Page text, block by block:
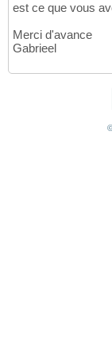
est ce que vous
Merci d'avance
Gabrieel